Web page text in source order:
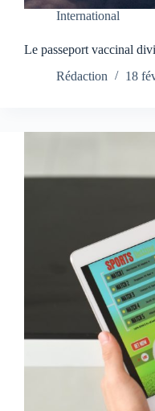
International
Le passeport vaccinal
Rédaction
18